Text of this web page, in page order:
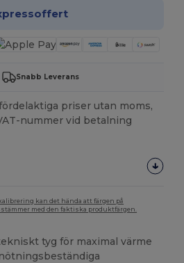
Snabb Leverans
priser utan moms,
nummer vid betalning
kan det hända att färgen på
med den faktiska produktfärgen.
tyg för maximal värme